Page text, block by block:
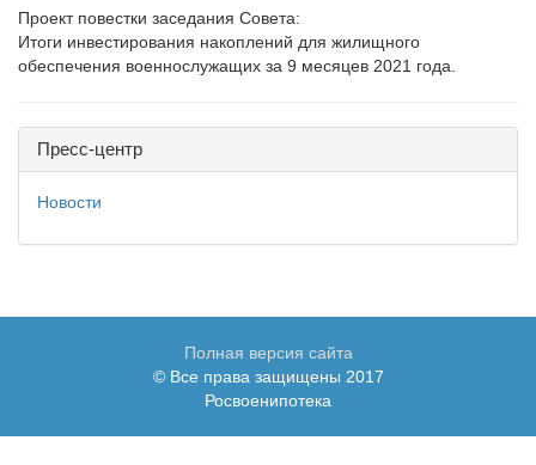
Проект повестки заседания Совета:
Итоги инвестирования накоплений для жилищного
обеспечения военнослужащих за 9 месяцев 2021 года.
Пресс-центр
Новости
Полная версия сайта
© Все права защищены 2017
Росвоенипотека